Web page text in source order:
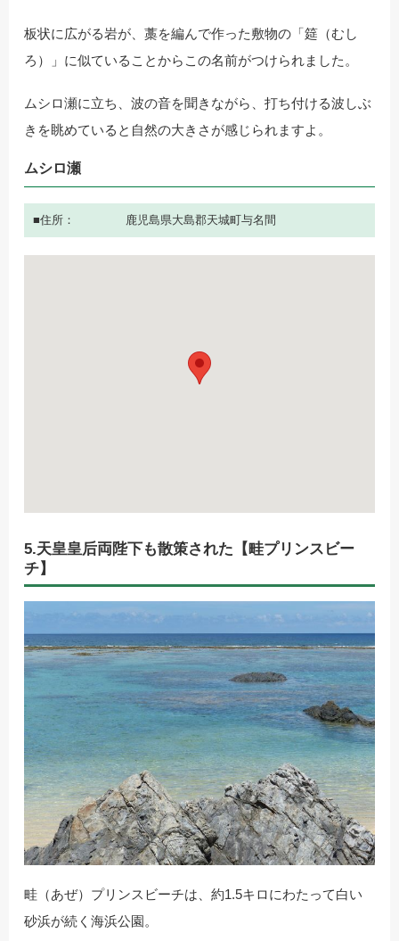
板状に広がる岩が、藁を編んで作った敷物の「筵（むし
ろ）」に似ていることからこの名前がつけられました。
ムシロ瀬に立ち、波の音を聞きながら、打ち付ける波しぶ
きを眺めていると自然の大きさが感じられますよ。
ムシロ瀬
住所 鹿児島県大島郡天城町与名間
5.天皇皇后両陛下も散策された【畦プリンスビー
チ】
畦（あぜ）プリンスビーチは、約1.5キロにわたって白い
砂浜が続く海浜公園。